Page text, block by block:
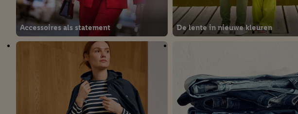
Accessoires als statement De lente in nieuwe kleuren